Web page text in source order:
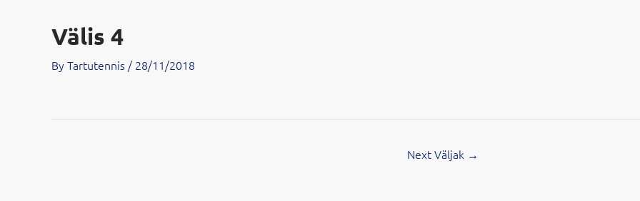
Välis 4
By Tartutennis / 28/11/2018
Next Väljak →